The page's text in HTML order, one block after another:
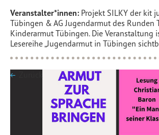
Veranstalter*innen: Projekt SILKY der kit
Tübingen & AG Jugendarmut des Runden
Kinderarmut Tübingen. Die Veranstaltung
Lesereihe „Jugendarmut in Tübingen
Zurück